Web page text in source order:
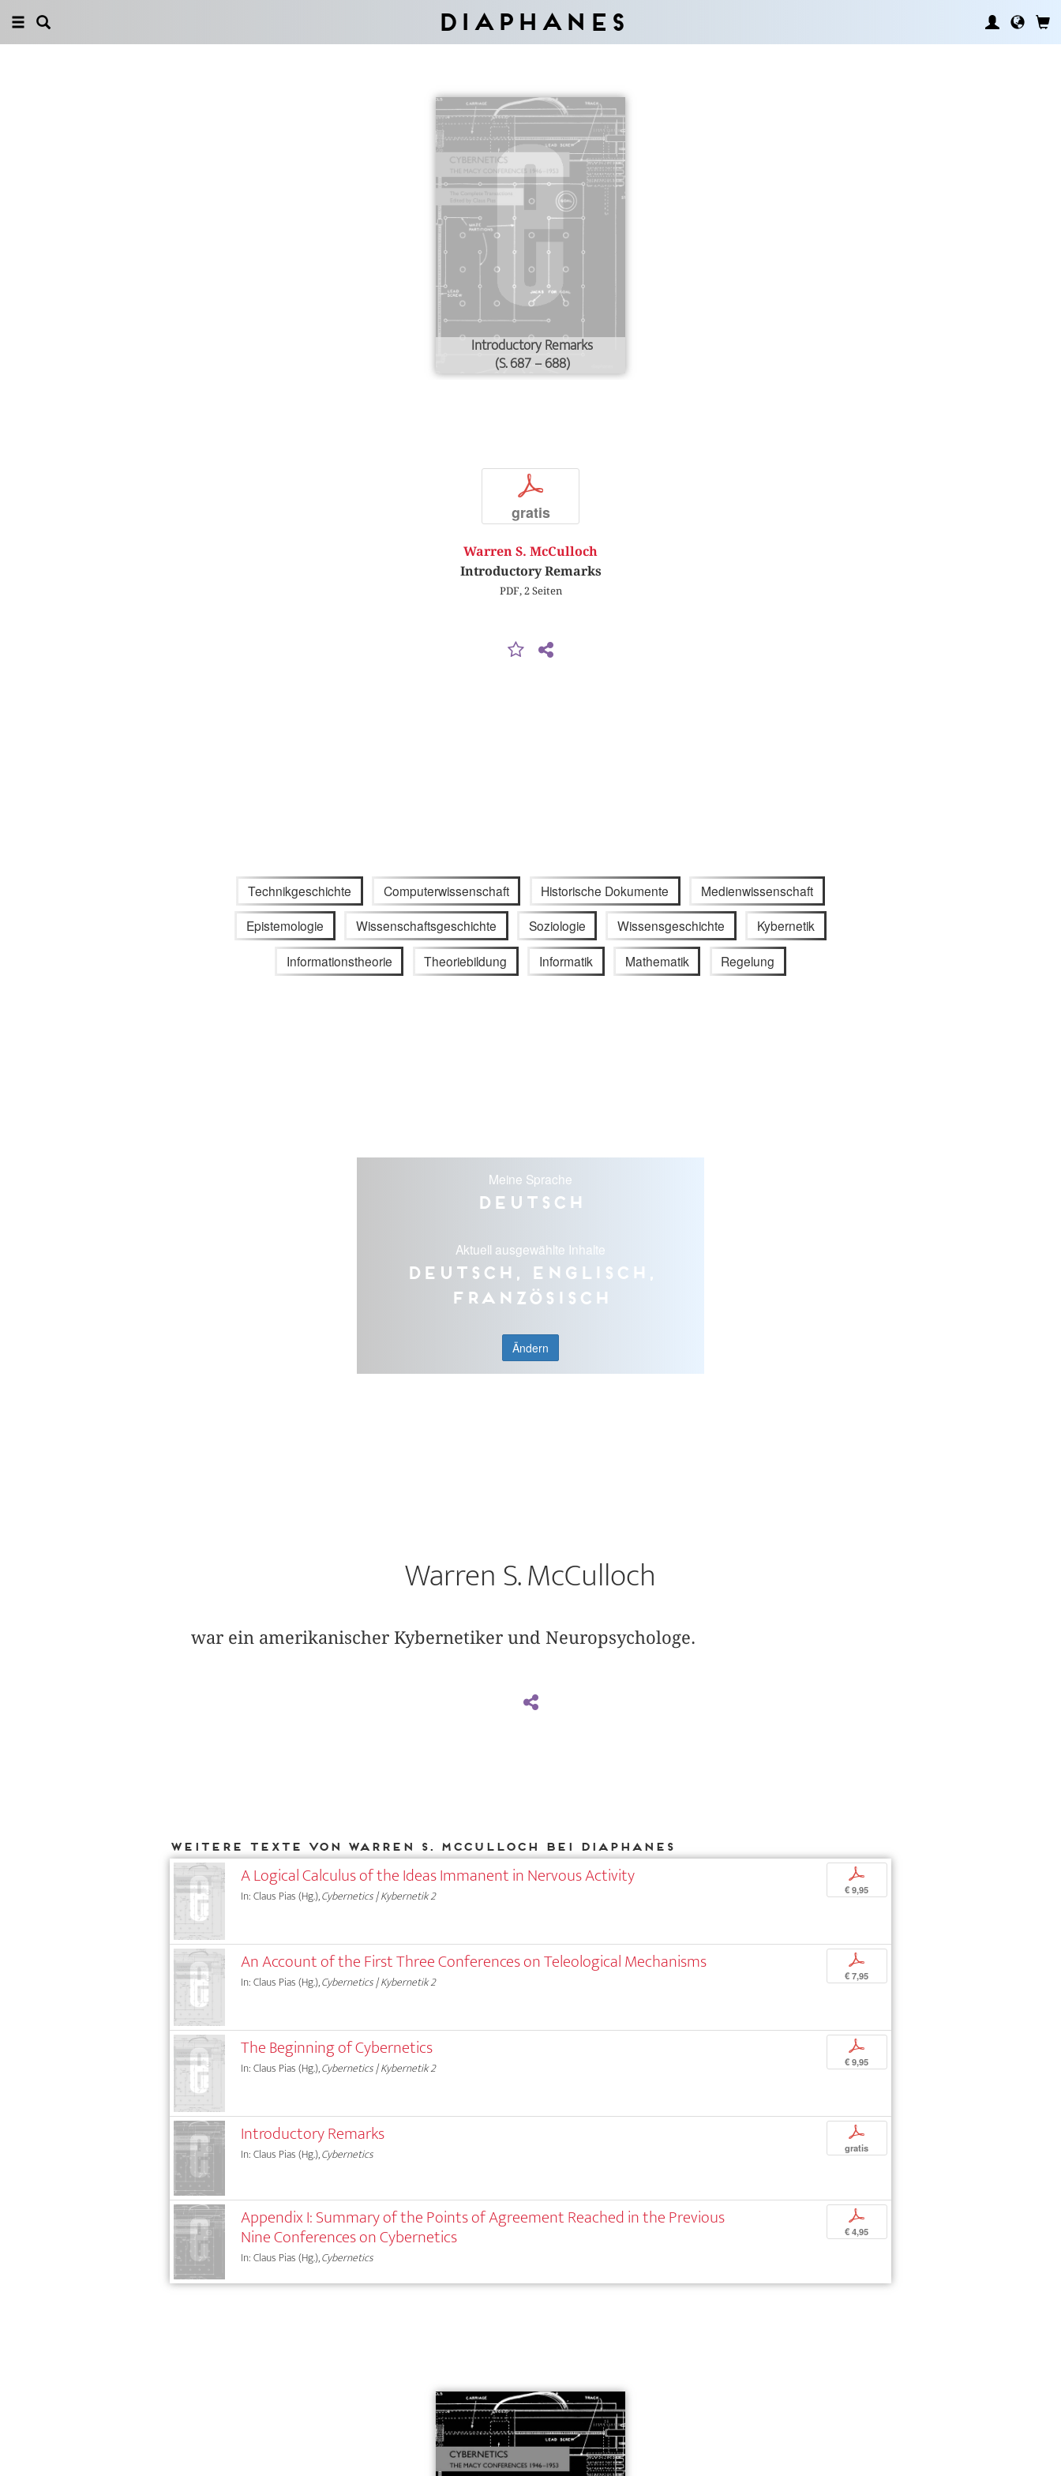
Diaphanes
Introductory Remarks
(S. 687 – 688)
p
gratis
Warren S. McCulloch
Introductory Remarks
PDF, 2 Seiten
Technikgeschichte Computerwissenschaft Historische Dokumente Medienwissenschaft
Epistemologie Wissenschaftsgeschichte Soziologie Wissensgeschichte Kybernetik
Informationstheorie Theoriebildung Informatik Mathematik Regelung
Meine Sprache
Deutsch
Aktuell ausgewählte Inhalte
Deutsch, Englisch,
Französisch
Ändern
Warren S. McCulloch
war ein amerikanischer Kybernetiker und Neuropsychologe.
Weitere Texte von Warren S. McCulloch bei DIAPHANES
A Logical Calculus of the Ideas Immanent in Nervous Activity
In: Claus Pias (Hg.),Cybernetics | Kybernetik 2
p
€ 9,95
An Account of the First Three Conferences on Teleological Mechanisms
In: Claus Pias (Hg.),Cybernetics | Kybernetik 2
p
€ 7,95
The Beginning of Cybernetics
In: Claus Pias (Hg.),Cybernetics | Kybernetik 2
p
€ 9,95
Introductory Remarks
In: Claus Pias (Hg.),Cybernetics
p
gratis
Appendix I: Summary of the Points of Agreement Reached in the Previous
Nine Conferences on Cybernetics
In: Claus Pias (Hg.),Cybernetics
p
€ 4,95